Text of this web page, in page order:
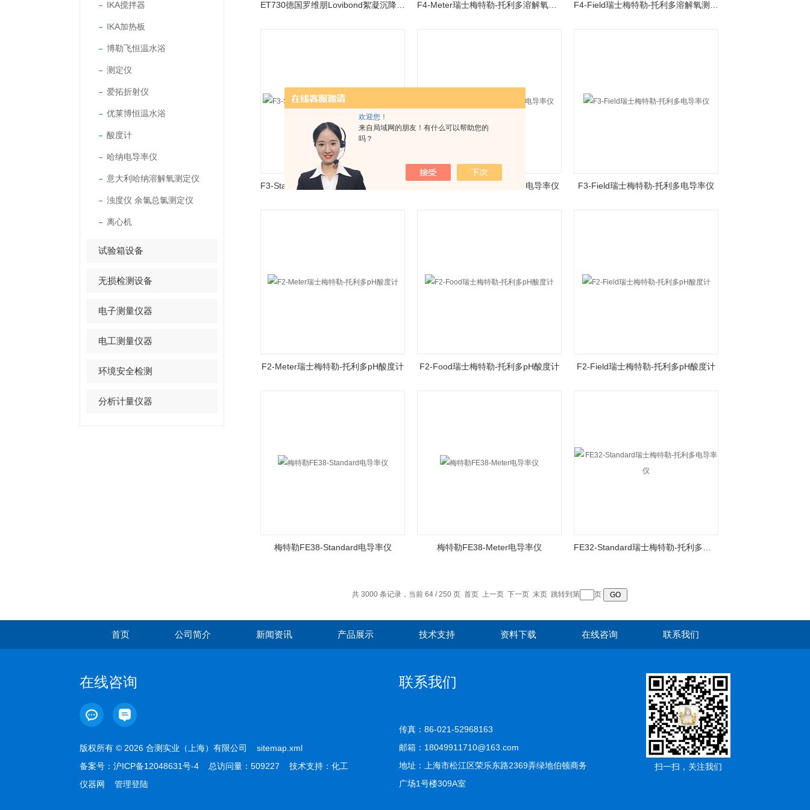
欢迎您！
来自局域网的朋友！有什么可以帮助您的
吗？
IKA搅拌器
IKA加热板
博勒飞恒温水浴
测定仪
爱拓折射仪
优莱博恒温水浴
酸度计
哈纳电导率仪
意大利哈纳溶解氧测定仪
浊度仪 余氯总氯测定仪
离心机
试验箱设备
无损检测设备
电子测量仪器
电工测量仪器
环境安全检测
分析计量仪器
F3-Meter瑞士梅特勒-托利多电导率仪 F3-Field瑞士梅特勒-托利多电导率仪
F2-Meter瑞士梅特勒-托利多pH酸度计 F2-Food瑞士梅特勒-托利多pH酸度计 F2-Field瑞士梅特勒-托利多pH酸度计
梅特勒FE38-Standard电导率仪 梅特勒FE38-Meter电导率仪
共 3000 条记录，当前 64 / 250 页 首页 上一页 下一页 末页跳转到第 页
首页 公司简介 新闻资讯 产品展示 技术支持 资料下载 在线咨询 联系我们
在线咨询
版权所有 © 2026 合测实业（上海）有限公司 sitemap.xml
备案号： 沪ICP备12048631号-4 总访问量：509227 技术支持： 化工
仪器网
管理登陆
联系我们
传真：86-021-52968163
邮箱：18049911710@163.com
地址：上海市松江区荣乐东路2369弄绿地伯顿商务
广场1号楼309A室
扫一扫，关注我们